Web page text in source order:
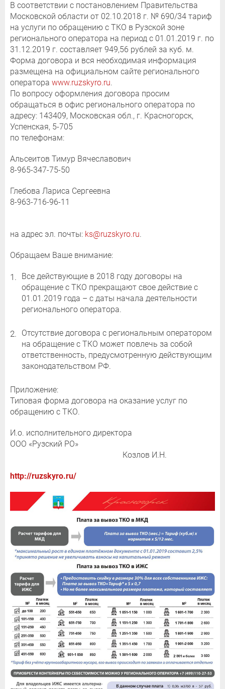
В соответствии с постановлением Правительства
Московской области от 02.10.2018 г. № 690/34 тариф
на услуги по обращению с ТКО в Рузской зоне
регионального оператора на период с 01.01.2019 г. по
31.12.2019 г. составляет 949,56 рублей за куб. м.
Форма договора и вся необходимая информация
размещена на официальном сайте регионального
оператора www.ruzskyro.ru.
По вопросу оформления договора просим
обращаться в офис регионального оператора по
адресу: 143409, Московская обл., г. Красногорск,
Успенская, 5-705
по телефонам:
Альсеитов Тимур Вячеславович
8-965-347-75-50
Глебова Лариса Сергеевна
8-963-716-96-11
на адрес эл. почты: ks@ruzskyro.ru.
Обращаем Ваше внимание:
Все действующие в 2018 году договоры на
обращение с ТКО прекращают свое действие с
01.01.2019 года – с даты начала деятельности
регионального оператора.
Отсутствие договора с региональным оператором
на обращение с ТКО может повлечь за собой
ответственность, предусмотренную действующим
законодательством РФ.
Приложение:
Типовая форма договора на оказание услуг по
обращению с ТКО.
И.о. исполнительного директора
ООО «Рузский РО»
Козлов И.Н.
http://ruzskyro.ru/